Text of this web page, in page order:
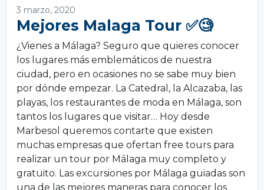
3 marzo, 2020
Mejores Malaga Tour ✅🧐
¿Vienes a Málaga? Seguro que quieres conocer
los lugares más emblemáticos de nuestra
ciudad, pero en ocasiones no se sabe muy bien
por dónde empezar. La Catedral, la Alcazaba, las
playas, los restaurantes de moda en Málaga, son
tantos los lugares que visitar… Hoy desde
Marbesol queremos contarte que existen
muchas empresas que ofertan free tours para
realizar un tour por Málaga muy completo y
gratuito. Las excursiones por Málaga guiadas son
una de las mejores maneras para conocer los